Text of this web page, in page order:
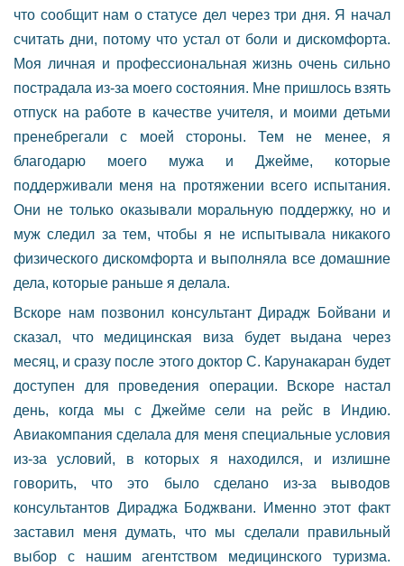
что сообщит нам о статусе дел через три дня. Я начал
считать дни, потому что устал от боли и дискомфорта.
Моя личная и профессиональная жизнь очень сильно
пострадала из-за моего состояния. Мне пришлось взять
отпуск на работе в качестве учителя, и моими детьми
пренебрегали с моей стороны. Тем не менее, я
благодарю моего мужа и Джейме, которые
поддерживали меня на протяжении всего испытания.
Они не только оказывали моральную поддержку, но и
муж следил за тем, чтобы я не испытывала никакого
физического дискомфорта и выполняла все домашние
дела, которые раньше я делала.
Вскоре нам позвонил консультант Дирадж Бойвани и
сказал, что медицинская виза будет выдана через
месяц, и сразу после этого доктор С. Карунакаран будет
доступен для проведения операции. Вскоре настал
день, когда мы с Джейме сели на рейс в Индию.
Авиакомпания сделала для меня специальные условия
из-за условий, в которых я находился, и излишне
говорить, что это было сделано из-за выводов
консультантов Дираджа Боджвани. Именно этот факт
заставил меня думать, что мы сделали правильный
выбор с нашим агентством медицинского туризма.